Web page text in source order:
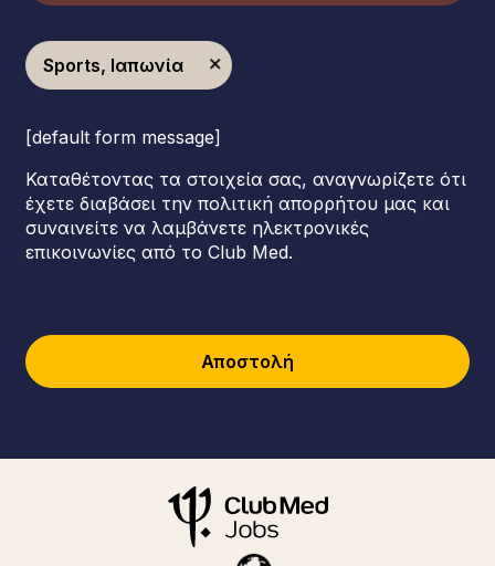
Sports, Ιαπωνία
[default form message]
Καταθέτοντας τα στοιχεία σας, αναγνωρίζετε ότι
έχετε διαβάσει την πολιτική απορρήτου μας και
συναινείτε να λαμβάνετε ηλεκτρονικές
επικοινωνίες από το Club Med.
Αποστολή